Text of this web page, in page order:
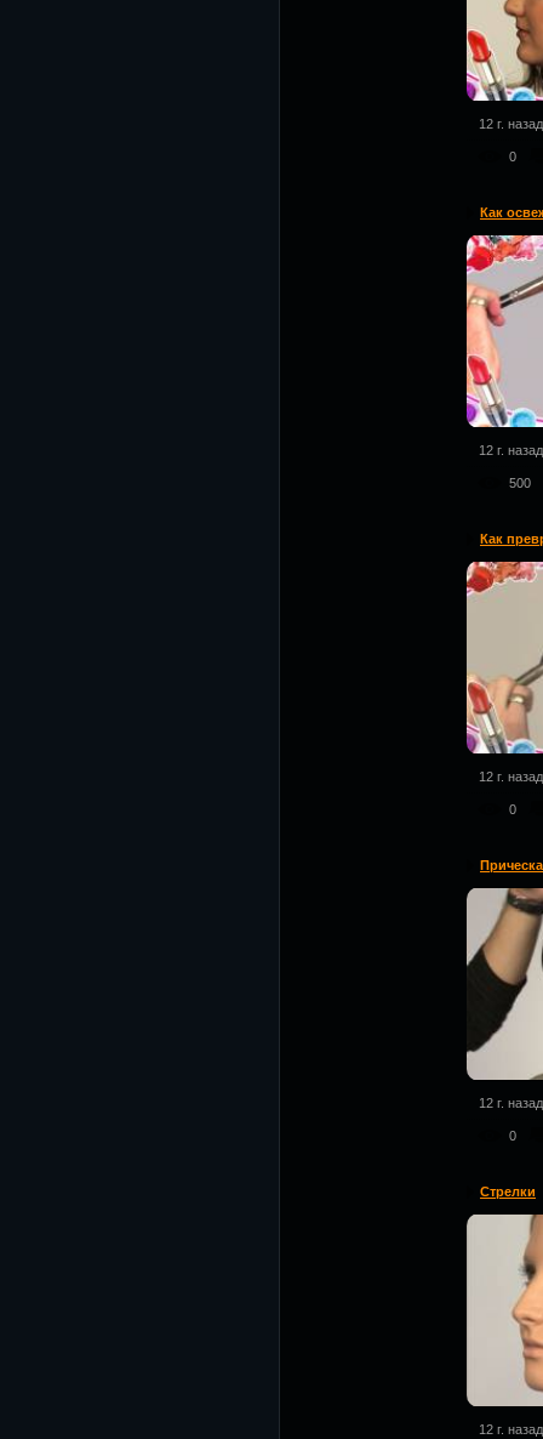
12 г. назад
0
Как
12 г. назад
500
Как
12 г. назад
0
12 г. назад
0
Стрелки
12 г. назад